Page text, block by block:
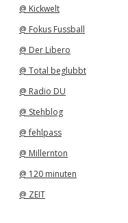
@ Kickwelt
@ Fokus Fussball
@ Der Libero
@ Total beglubbt
@ Radio DU
@ Stehblog
@ fehlpass
@ Millernton
@ 120 minuten
@ ZEIT